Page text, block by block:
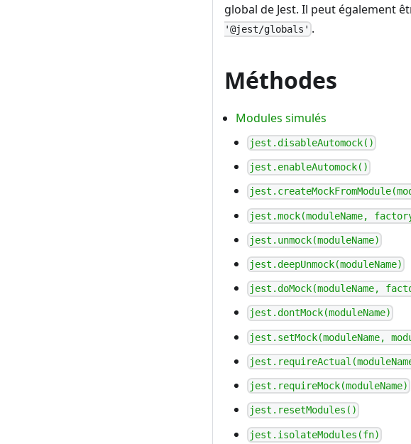
global de Jest. Il peut également
'@jest/globals' .
Méthodes
Modules simulés
jest.disableAutomock()
jest.enableAutomock()
jest.mock(moduleName,
jest.unmock(moduleName)
jest.deepUnmock(moduleName)
jest.doMock(moduleName,
jest.dontMock(moduleName)
jest.setMock(moduleName,
jest.requireMock(moduleName)
jest.resetModules()
jest.isolateModules(fn)